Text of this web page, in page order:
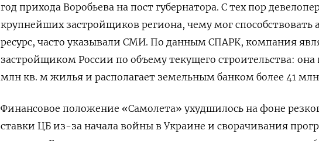
год прихода Воробьева на пост губернатора. С тех пор
крупнейших застройщиков региона, чему мог
ресурс, часто указывали СМИ. По данным СПАРК, компания
застройщиком России по объему текущего строительства: она
млн кв. м жилья и располагает земельным банком более 41
Финансовое положение «Самолета» ухудшилось на фоне
ставки ЦБ из-за начала войны в Украине и сворачивания